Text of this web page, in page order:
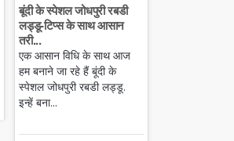
बूंदी के स्पेशल जोधपुरी रबडी
लड्डू-टिप्स के साथ आसान
तरी...
एक आसान विधि के साथ आज
हम बनाने जा रहे हैं बूंदी के
स्पेशल जोधपुरी रबडी लड्डू.
इन्हें बना...